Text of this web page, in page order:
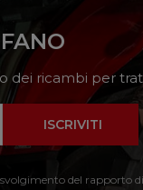
dei ricambi per
ISCRIVITI
del